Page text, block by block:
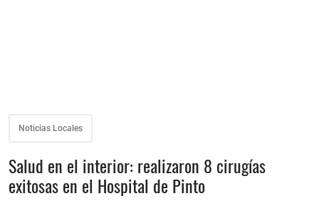
Noticias Locales
Salud en el interior: realizaron 8 cirugías
exitosas en el Hospital de Pinto